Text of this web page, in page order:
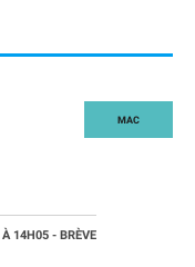
MAC
À 14H05 - BRÈVE